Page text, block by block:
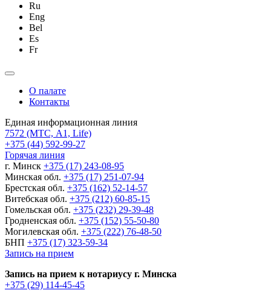
Ru
Eng
Bel
Es
Fr
О палате
Контакты
Единая информационная линия
7572 (МТС, A1, Life)
+375 (44) 592-99-27
Горячая линия
г. Минск +375 (17) 243-08-95
Минская обл. +375 (17) 251-07-94
Брестская обл. +375 (162) 52-14-57
Витебская обл. +375 (212) 60-85-15
Гомельская обл. +375 (232) 29-39-48
Гродненская обл. +375 (152) 55-50-80
Могилевская обл. +375 (222) 76-48-50
БНП +375 (17) 323-59-34
Запись на прием
Запись на прием к нотариусу г. Минска
+375 (29) 114-45-45